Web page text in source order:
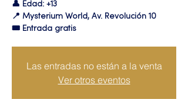
👤 Edad: +13
📍 Mysterium World, Av. Revolución 10
🎟️ Entrada gratis
Las entradas no están a la venta
Ver otros eventos